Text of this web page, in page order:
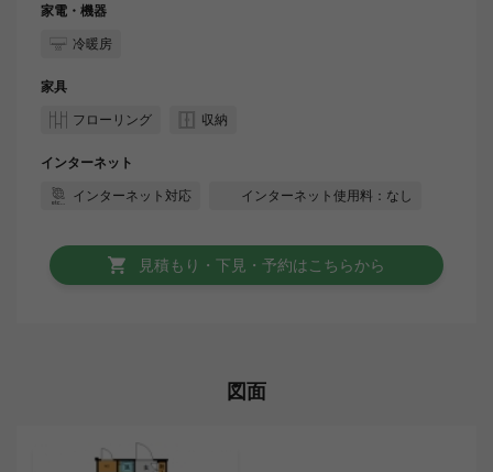
家電・機器
冷暖房
家具
フローリング
収納
インターネット
インターネット対応
インターネット使用料：なし
見積もり・下見・予約はこちらから
図面